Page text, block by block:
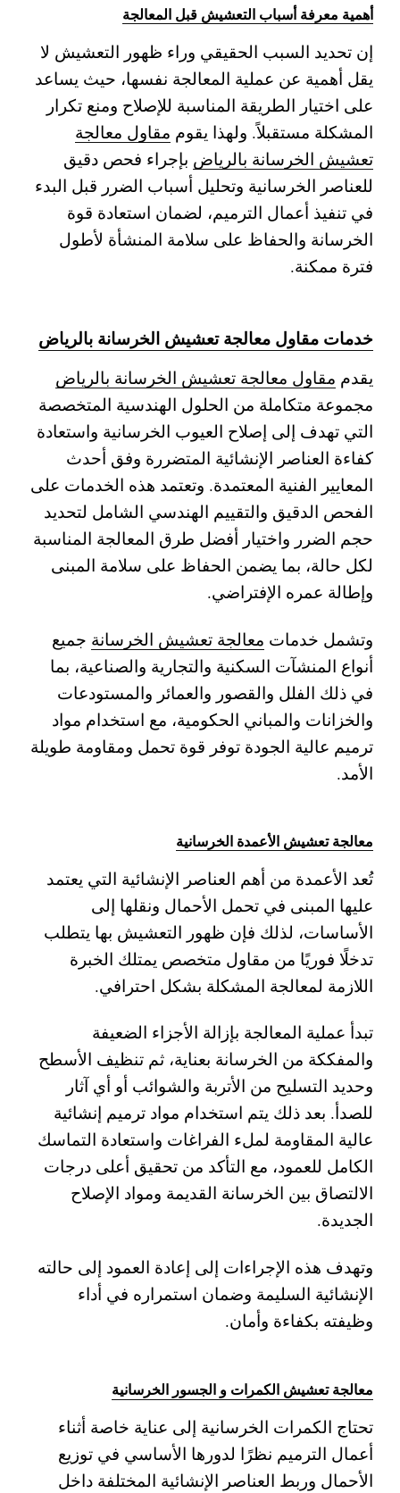
أهمية معرفة أسباب التعشيش قبل المعالجة
إن تحديد السبب الحقيقي وراء ظهور التعشيش لا
يقل أهمية عن عملية المعالجة نفسها، حيث يساعد
على اختيار الطريقة المناسبة للإصلاح ومنع تكرار
المشكلة مستقبلاً. ولهذا يقوم مقاول معالجة
تعشيش الخرسانة بالرياض بإجراء فحص دقيق
للعناصر الخرسانية وتحليل أسباب الضرر قبل البدء
في تنفيذ أعمال الترميم، لضمان استعادة قوة
الخرسانة والحفاظ على سلامة المنشأة لأطول
فترة ممكنة.
خدمات مقاول معالجة تعشيش الخرسانة بالرياض
يقدم مقاول معالجة تعشيش الخرسانة بالرياض
مجموعة متكاملة من الحلول الهندسية المتخصصة
التي تهدف إلى إصلاح العيوب الخرسانية واستعادة
كفاءة العناصر الإنشائية المتضررة وفق أحدث
المعايير الفنية المعتمدة. وتعتمد هذه الخدمات على
الفحص الدقيق والتقييم الهندسي الشامل لتحديد
حجم الضرر واختيار أفضل طرق المعالجة المناسبة
لكل حالة، بما يضمن الحفاظ على سلامة المبنى
وإطالة عمره الإفتراضي.
وتشمل خدمات معالجة تعشيش الخرسانة جميع
أنواع المنشآت السكنية والتجارية والصناعية، بما
في ذلك الفلل والقصور والعمائر والمستودعات
والخزانات والمباني الحكومية، مع استخدام مواد
ترميم عالية الجودة توفر قوة تحمل ومقاومة طويلة
الأمد.
معالجة تعشيش الأعمدة الخرسانية
تُعد الأعمدة من أهم العناصر الإنشائية التي يعتمد
عليها المبنى في تحمل الأحمال ونقلها إلى
الأساسات، لذلك فإن ظهور التعشيش بها يتطلب
تدخلًا فوريًا من مقاول متخصص يمتلك الخبرة
اللازمة لمعالجة المشكلة بشكل احترافي.
تبدأ عملية المعالجة بإزالة الأجزاء الضعيفة
والمفككة من الخرسانة بعناية، ثم تنظيف الأسطح
وحديد التسليح من الأتربة والشوائب أو أي آثار
للصدأ. بعد ذلك يتم استخدام مواد ترميم إنشائية
عالية المقاومة لملء الفراغات واستعادة التماسك
الكامل للعمود، مع التأكد من تحقيق أعلى درجات
الالتصاق بين الخرسانة القديمة ومواد الإصلاح
الجديدة.
وتهدف هذه الإجراءات إلى إعادة العمود إلى حالته
الإنشائية السليمة وضمان استمراره في أداء
وظيفته بكفاءة وأمان.
معالجة تعشيش الكمرات و الجسور الخرسانية
تحتاج الكمرات الخرسانية إلى عناية خاصة أثناء
أعمال الترميم نظرًا لدورها الأساسي في توزيع
الأحمال وربط العناصر الإنشائية المختلفة داخل